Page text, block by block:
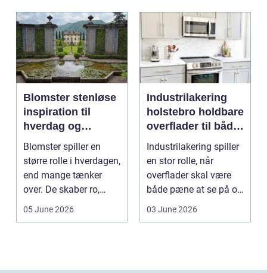
Blomster stenløse
inspiration til
hverdag og
særlige øjeblikke
Blomster spiller en
større rolle i hverdagen,
end mange tænker
over. De skaber ro,
glæde og nærvær, ...
05 June 2026
Industrilakering
holstebro holdbare
overflader til både
erhverv og private
Industrilakering spiller
en stor rolle, når
overflader skal være
både pæne at se på og
stærke nok ti...
03 June 2026